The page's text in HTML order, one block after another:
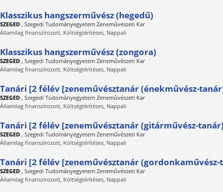
Klasszikus hangszerművész (hegedű)
SZEGED Szegedi Tudományegyetem Zeneművészeti Kar
Államilag finanszírozott, Költségtérítéses, Nappali
Klasszikus hangszerművész (zongora)
SZEGED Szegedi Tudományegyetem Zeneművészeti Kar
Államilag finanszírozott, Költségtérítéses, Nappali
Tanári [2 félév [zeneművésztanár (énekművész-
SZEGED Szegedi Tudományegyetem Zeneművészeti Kar
Államilag finanszírozott, Költségtérítéses, Nappali
Tanári [2 félév [zeneművésztanár (gitárművész-
SZEGED Szegedi Tudományegyetem Zeneművészeti Kar
Államilag finanszírozott, Költségtérítéses, Nappali
Tanári [2 félév [zeneművésztanár
SZEGED Szegedi Tudományegyetem Zeneművészeti Kar
Államilag finanszírozott, Költségtérítéses, Nappali